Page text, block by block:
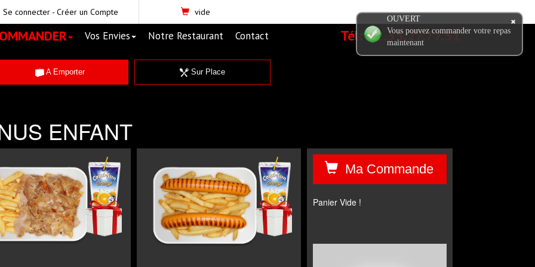
Se connecter- Créer un Compte vide
Tél:02.35.27.77.51
Vos Envies Notre Restaurant Contact
A Emporter Sur Place
ENFANT
Ma Commande
Panier Vide !
OUVERT
Vous pouvez commander votre repas
maintenant